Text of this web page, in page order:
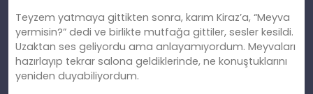
Teyzem yatmaya gittikten sonra, karım Kiraz’a, “Meyva
yermisin?” dedi ve birlikte mutfağa gittiler, sesler kesildi.
Uzaktan ses geliyordu ama anlayamıyordum. Meyvaları
hazırlayıp tekrar salona geldiklerinde, ne konuştuklarını
yeniden duyabiliyordum.